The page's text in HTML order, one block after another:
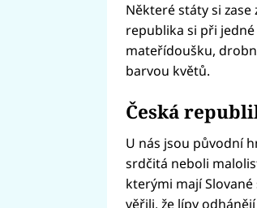
Některé státy si
republika si při
mateřídoušku,
barvou květů.
Česká
U nás jsou původní
srdčitá neboli
kterými mají
věřili, že lípy